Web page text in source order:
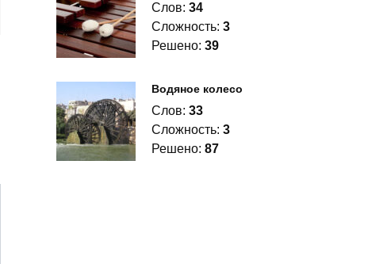
Слов: 34
Сложность: 3
Решено: 39
Водяное колесо
Слов: 33
Сложность: 3
Решено: 87